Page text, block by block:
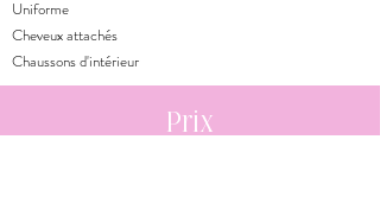
Uniforme​
Cheveux attachés​
Chaussons d'intérieur
Prix